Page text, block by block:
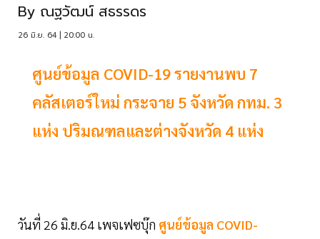
By ณฐวัฒน์ สธรรดร
26 มิ.ย. 64 | 20:00 น.
ศูนย์ข้อมูล COVID-19 รายงานพบ 7
คลัสเตอร์ใหม่ กระจาย 5 จังหวัด กทม. 3
แห่ง ปริมณฑลและต่างจังหวัด 4 แห่ง
วันที่ 26 มิ.ย.64 เพจเฟซบุ๊ก ศูนย์ข้อมูล COVID-